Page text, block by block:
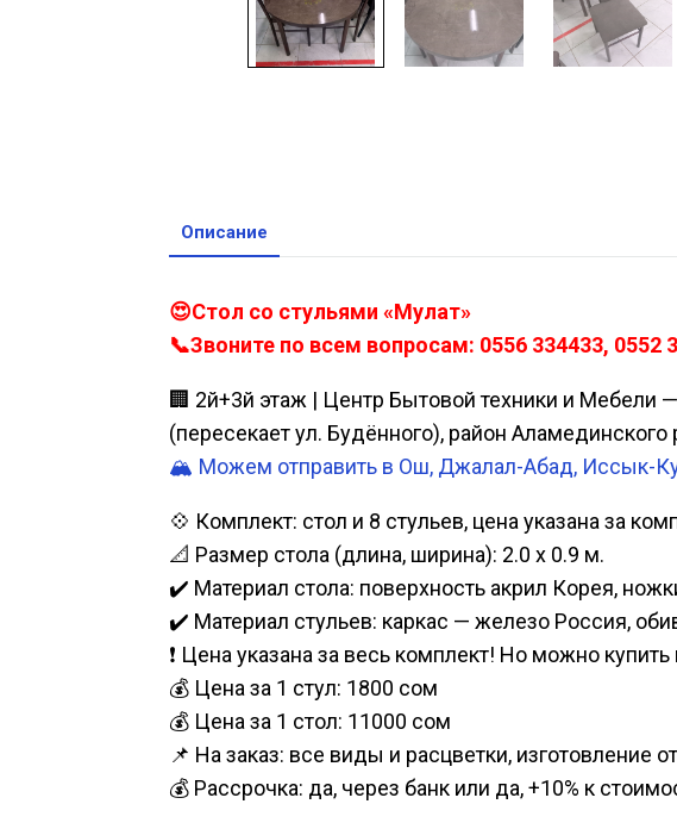
Описание
😍Стол со стульями «Мулат»
📞Звоните по всем вопросам: 0556 334433, 0552
🏢 2й+3й этаж | Центр Бытовой техники и Мебели
(пересекает ул. Будённого), район Аламединского
🏔️ Можем отправить в Ош, Джалал-Абад, Иссык-
💠 Комплект: стол и 8 стульев, цена указана за
📐 Размер стола (длина, ширина): 2.0 х 0.9 м.
✔️ Материал стола: поверхность акрил Корея,
✔️ Материал стульев: каркас — железо Россия,
❗ Цена указана за весь комплект! Но можно
💰 Цена за 1 стул: 1800 сом
💰 Цена за 1 стол: 11000 сом
📌 На заказ: все виды и расцветки, изготовление
💰 Рассрочка: да, через банк или да, +10% к